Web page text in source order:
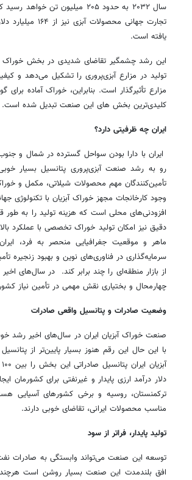
سال ۲۰۳۲ به حدود ۲۰۵
یافته است.
تولید در مزارع آبزی‌پروری را تشکیل می‌دهد و
مزارع تأثیرگذار است. بنابراین، خوراک آماده برای
کلیدی‌ترین بخش های این صنعت تبدیل شده است.
ایران چه ظرفیتی دارد؟
ایران با دارا بودن سواحل گسترده در شمال و
رو به رشد صنعت آبزی‌پروری پتانسیل بسیار
تأمین‌کنندگان مهم محصولات شیلاتی، مکمل و
وجود کارخانجات مجهز خوراک آبزیان با تکنولوژی
افزودنی‌های محلی است که هزینه تولید را به
دقیق نیز امکان تولید خوراک تخصصی با عملکرد
ماهر و موقعیت جغرافیایی منحصر به فرد،
سرمایه‌گذاری در فناوری‌های نوین و بهبود زنجیره
از بازار منطقه‌ای را چند برابر کند. در سال‌های
چهارمحال و بختیاری نقش مهمی در تأمین نیاز
وضعیت صادرات و پتانسیل واقعی صادرات
صنعت خوراک آبزیان ایران در سال‌های اخیر رشد
با این حال این رقم هنوز بسیار پایین‌تر از
دلار درآمد ارزی پایدار و غیرنفتی برای کشورمان
ترکمنستان، روسیه و برخی کشورهای آسیایی
مناسب محصولات ایرانی، تقاضای خوبی دارند.
تولید پایدار، فراتر از سود
توسعه این صنعت می‌تواند وابستگی به صادرات
افق بلندمدت این صنعت بسیار روشن است